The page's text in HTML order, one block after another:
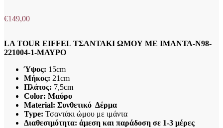
€149,00
LA TOUR EIFFEL ΤΣΑΝΤΑΚΙ ΩΜΟΥ ΜΕ ΙΜΑΝΤΑ-N98-
221004-1-ΜΑΥΡΟ
Ύψος: 15cm
Μήκος: 21cm
Πλάτος: 7,5cm
Color: Μαύρο
Material: Συνθετικό Δέρμα
Type: Τσαντάκι ώμου με ιμάντα
Διαθεσιμότητα: άμεση και παράδοση σε 1-3 μέρες